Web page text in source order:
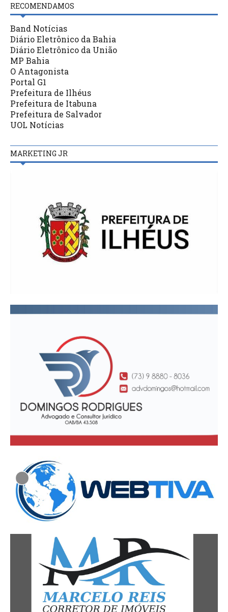
RECOMENDAMOS
Band Notícias
Diário Eletrônico da Bahia
Diário Eletrônico da União
MP Bahia
O Antagonista
Portal G1
Prefeitura de Ilhéus
Prefeitura de Itabuna
Prefeitura de Salvador
UOL Notícias
MARKETING JR